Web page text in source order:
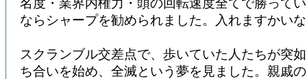
名度・業界内権力・頭の回転速度全てで勝って
ならシャープを勧められました。入れますかい
スクランブル交差点で、歩いていた人たちが突
ち合いを始め、全滅という夢を見ました。親戚